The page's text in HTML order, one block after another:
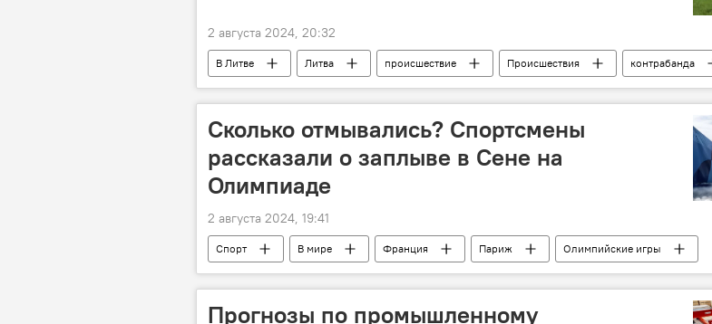
2 августа 2024, 20:32
В Литве Литва происшествие Происшествия
контрабанда
контрабанда сигарет
Государственная служба охраны государственной границы (VSAT)
Сколько отмывались? Спортсмены
рассказали о заплыве в Сене на
Олимпиаде
2 августа 2024, 19:41
Спорт В мире Франция Париж
Олимпийские игры
Олимпиада в Париже - 2024
спорт река Общество плавание
Прогнозы по промышленному